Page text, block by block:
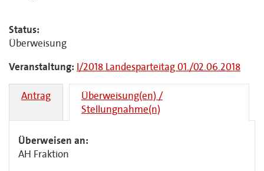
Status:
Überweisung
Veranstaltung: I/2018 Landesparteitag 01./02.06.2018
Antrag
Überweisung(en) /
Stellungnahme(n)
Überweisen an:
AH Fraktion